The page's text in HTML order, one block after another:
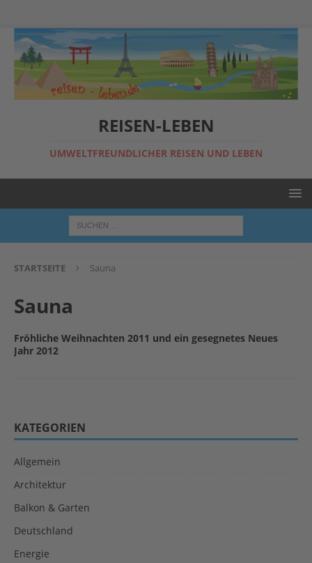
REISEN-LEBEN
UMWELTFREUNDLICHER REISEN UND LEBEN
STARTSEITE Sauna
Sauna
Fröhliche Weihnachten 2011 und ein gesegnetes Neues
Jahr 2012
KATEGORIEN
Allgemein
Architektur
Balkon & Garten
Deutschland
Energie